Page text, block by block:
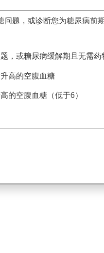
问题，或诊断您为糖尿病前
，或糖尿病缓解期且无需药
高的空腹血糖
的空腹血糖（低于6）